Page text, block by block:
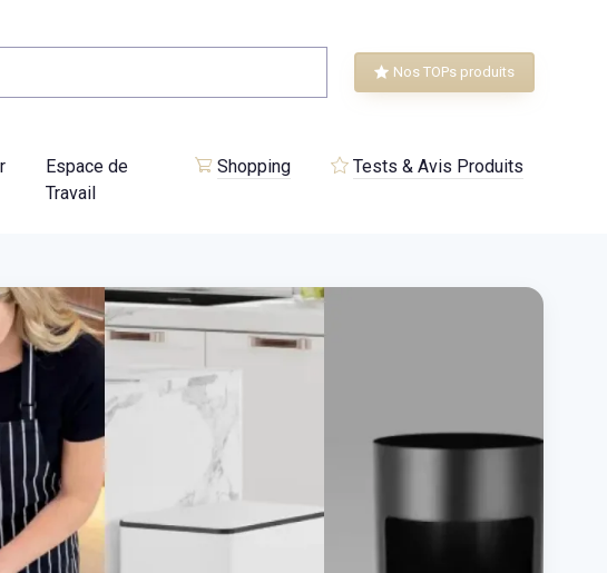
Nos TOPs produits
Espace de
Travail
Shopping Tests & Avis Produits